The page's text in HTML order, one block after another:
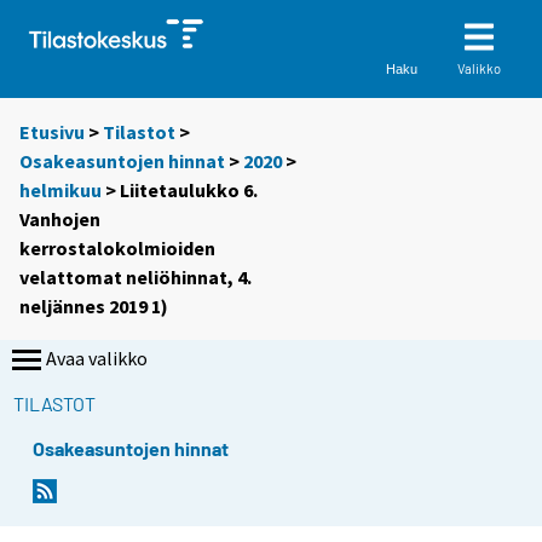
Haku Valikko
Etusivu > Tilastot >
Osakeasuntojen hinnat > 2020>
helmikuu > Liitetaulukko 6.
Vanhojen
kerrostalokolmioiden
velattomat neliöhinnat, 4.
neljännes 2019 1)
Avaa valikko
TILASTOT
Osakeasuntojen hinnat